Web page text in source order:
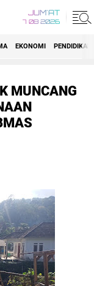
JUM'AT
7 08 2026
EKONOMI PENDIDIKAN
MUNCANG